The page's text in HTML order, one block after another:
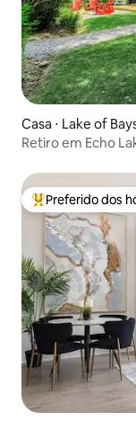
Casa ⋅ Lake of
Retiro em Echo
Entre os
Preferido dos